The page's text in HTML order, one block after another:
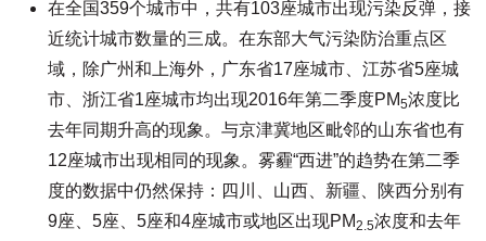
在全国359个城市中，共有103座城市出现污染反弹，接
近统计城市数量的三成。在东部大气污染防治重点区
域，除广州和上海外，广东省17座城市、江苏省5座城
市、浙江省1座城市均出现2016年第二季度PM5浓度比
去年同期升高的现象。与京津冀地区毗邻的山东省也有
12座城市出现相同的现象。雾霾“西进”的趋势在第二季
度的数据中仍然保持：四川、山西、新疆、陕西分别有
9座、5座、5座和4座城市或地区出现PM2.5浓度和去年